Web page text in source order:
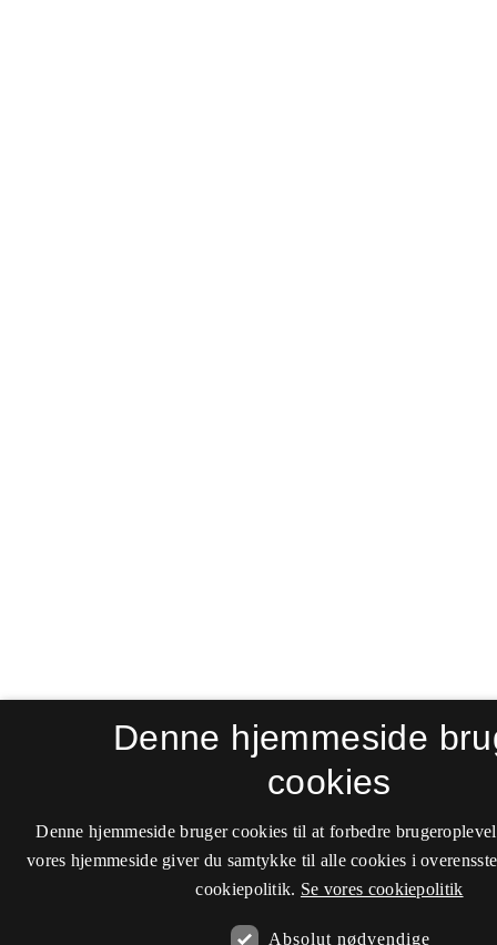
Denne hjemmeside
cookies
Denne hjemmeside bruger cookies til at forbedre
vores hjemmeside giver du samtykke til alle cookies i
cookiepolitik. Se vores cookiepolitik
Absolut nødvendige